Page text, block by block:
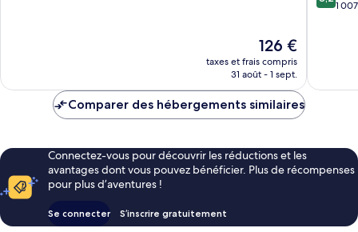
Le
nouveau
prix
de
126 €
taxes et frais compris
31 août - 1 sept.
sur 1
Comparer des hébergements similaires
Connectez-vous pour découvrir les réductions et les
avantages dont vous pouvez bénéficier. Plus de récompenses
pour plus d’aventures !
Se connecter S’inscrire gratuitement